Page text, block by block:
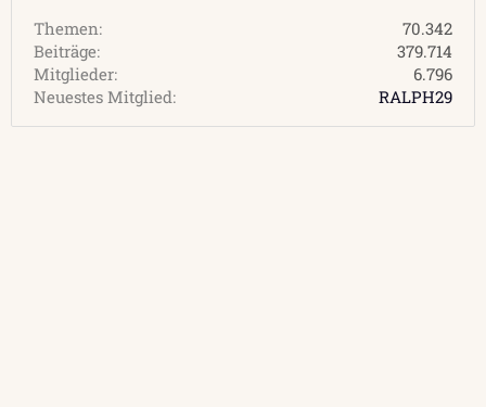
Themen
70.342
Beiträge
379.714
Mitglieder
6.796
Neuestes Mitglied
RALPH29